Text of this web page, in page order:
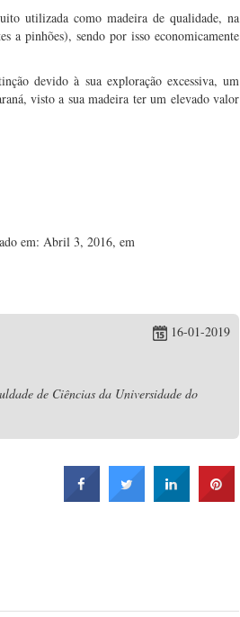
utilizada como madeira de qualidade, na
a pinhões), sendo por isso economicamente
devido à sua exploração excessiva, um
visto a sua madeira ter um elevado valor
em: Abril 3, 2016, em
16-01-2019
de Ciências da Universidade do